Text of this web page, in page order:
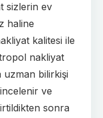
sizlerin ev
haline
kalitesi ile
nakliyat
uzman bilirkişi
incelenir ve
sonra